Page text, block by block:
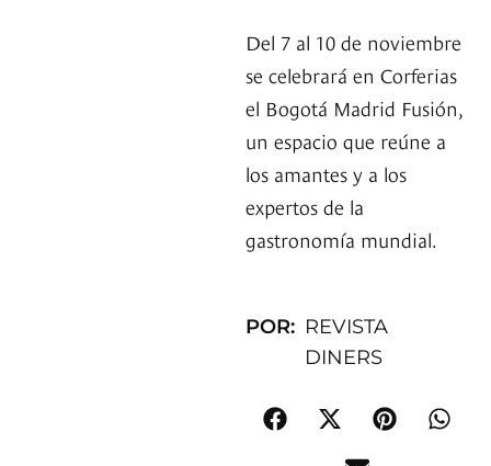
Del 7 al 10 de noviembre
se celebrará en Corferias
el Bogotá Madrid Fusión,
un espacio que reúne a
los amantes y a los
expertos de la
gastronomía mundial.
POR: REVISTA
DINERS